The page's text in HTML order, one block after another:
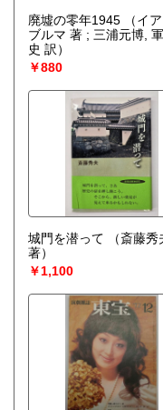
廃墟の零年1945
（イ
ブルマ 著 ; 三浦元博,
史 訳）
￥880
城門を潜って
（斎藤秀
著）
￥1,100